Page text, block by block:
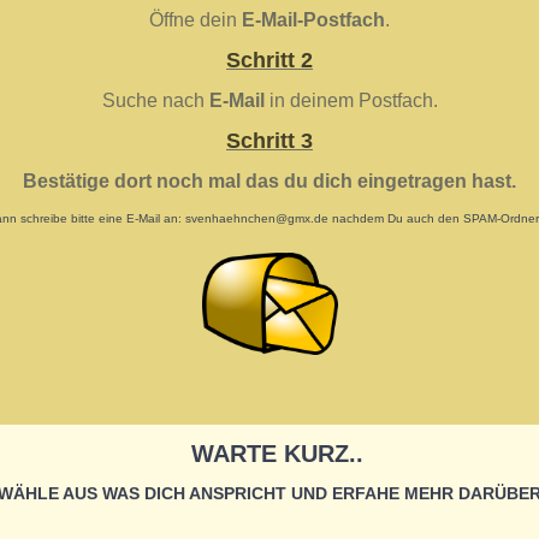
Öffne dein E-Mail-Postfach.
Schritt 2
Suche nach E-Mail in deinem Postfach.
Schritt 3
Bestätige dort noch mal das du dich eingetragen hast.
schreibe bitte eine E-Mail an: svenhaehnchen@gmx.de nachdem Du auch den SPAM-
WARTE KURZ..
AUS WAS DICH ANSPRICHT UND ERFAHE MEHR